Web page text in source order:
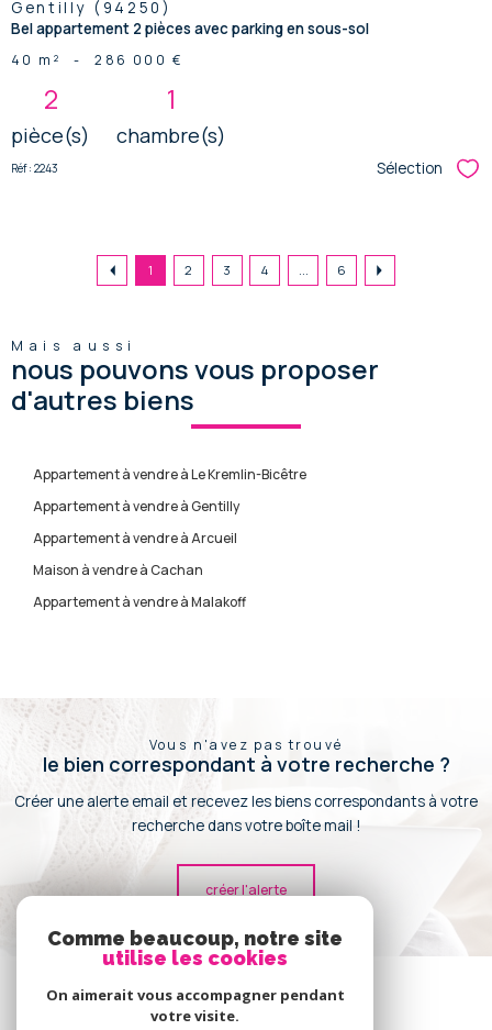
Gentilly (94250)
Bel appartement 2 pièces avec parking en sous-sol
40 m² - 286 000 €
2
pièce(s)
1
chambre(s)
Réf : 2243 Sélection
1 2 3 4 ... 6
Mais aussi
nous pouvons vous proposer
d'autres biens
Appartement à vendre à Le Kremlin-Bicêtre
Appartement à vendre à Gentilly
Appartement à vendre à Arcueil
Maison à vendre à Cachan
Appartement à vendre à Malakoff
Vous n'avez pas trouvé
le bien correspondant à votre recherche ?
Créer une alerte email et recevez les biens correspondants à votre
recherche dans votre boîte mail !
créer l'alerte
connecter
Comme beaucoup, notre site
utilise les cookies
On aimerait vous accompagner pendant
votre visite.